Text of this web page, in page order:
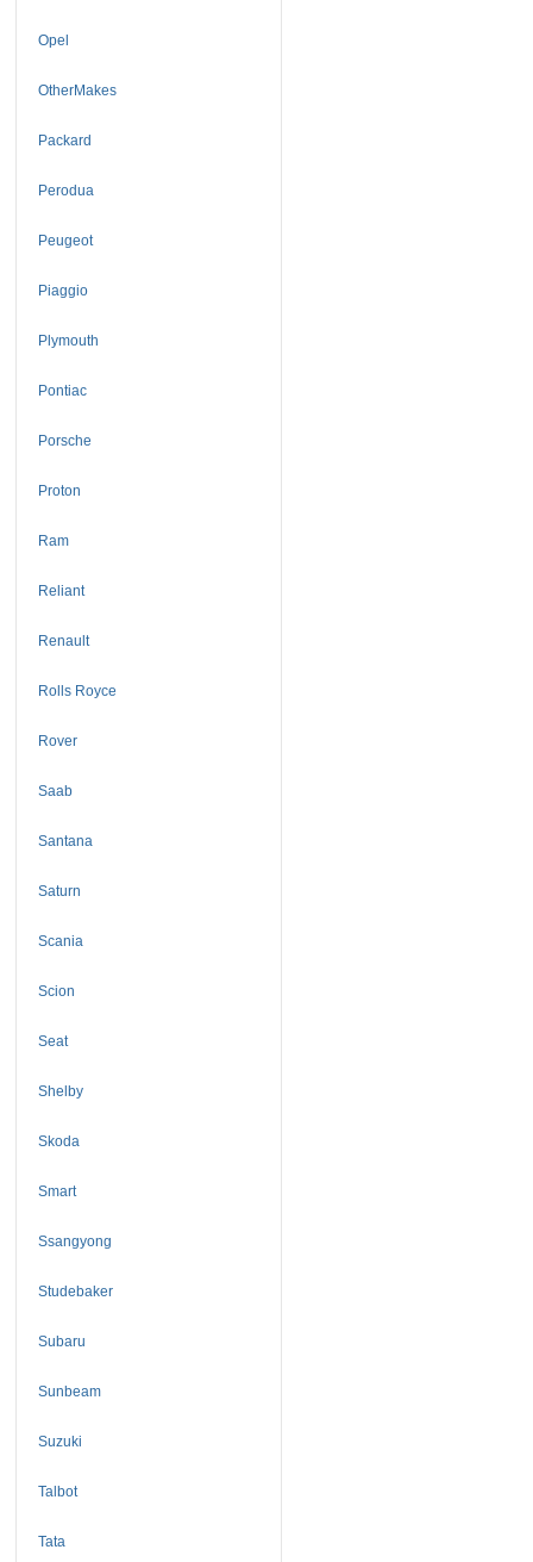
Opel
OtherMakes
Packard
Perodua
Peugeot
Piaggio
Plymouth
Pontiac
Porsche
Proton
Ram
Reliant
Renault
Rolls Royce
Rover
Saab
Santana
Saturn
Scania
Scion
Seat
Shelby
Skoda
Smart
Ssangyong
Studebaker
Subaru
Sunbeam
Suzuki
Talbot
Tata